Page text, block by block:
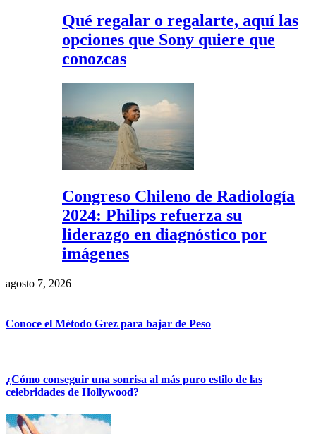
Qué regalar o regalarte, aquí las
opciones que Sony quiere que
conozcas
Congreso Chileno de Radiología
2024: Philips refuerza su
liderazgo en diagnóstico por
imágenes
agosto 7, 2026
Conoce el Método Grez para bajar de Peso
¿Cómo conseguir una sonrisa al más puro estilo de las
celebridades de Hollywood?